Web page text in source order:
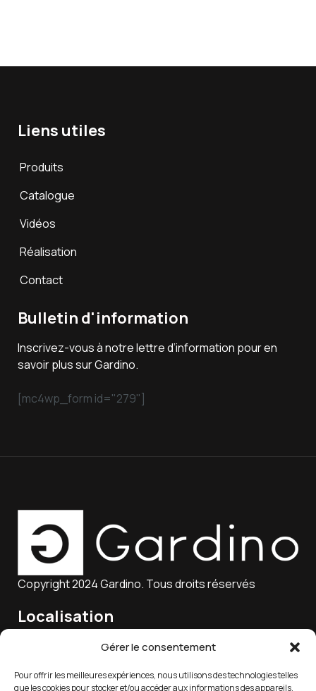
Gérer le consentement
Pour offrir les meilleures expériences, nous utilisons des technologies telles
que les cookies pour stocker et/ou accéder aux informations des appareils.
Liens utiles
Produits
Catalogue
Vidéos
Réalisation
Contact
Bulletin d'information
Inscrivez-vous à notre lettre d’information pour en
savoir plus sur Gardino.
[mc4wp_form id="279"]
Copyright 2024 Gardino. Tous droits réservés
Localisation
15 Rue Charles Marie Lagier, 25300 Pontarlier, France